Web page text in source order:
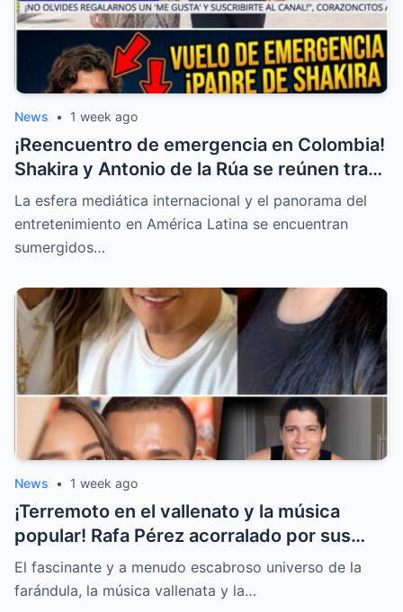
News • 1 week ago
¡Reencuentro de emergencia en Colombia!
Shakira y Antonio de la Rúa se reúnen tras
la delicada salud de William Mebarak
La esfera mediática internacional y el panorama del
entretenimiento en América Latina se encuentran
sumergidos…
News • 1 week ago
¡Terremoto en el vallenato y la música
popular! Rafa Pérez acorralado por sus
hijos y la llamada secreta sobre la boda de
Jessi Uribe
El fascinante y a menudo escabroso universo de la
farándula, la música vallenata y la…